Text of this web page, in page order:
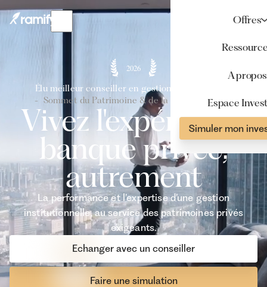
Offres
A propos
Espace
Simuler mon
2026
Élu meilleur conseiller en gestion de patrimoine
- Sommet du Patrimoine & de la Performance -
Vivez l'expérience
banque privée,
autrement
La performance et l’expertise d’une gestion
institutionnelle, au service des patrimoines privés
exigeants.
Faire une simulation
Echanger avec un conseiller